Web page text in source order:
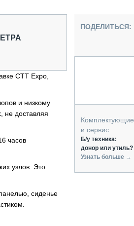
ПАССАЖИРСКИЙ ТРАНСПОРТ
КАРЬЕРНАЯ ТЕХНИКА
АВТОМАТИЗАЦИЯ И ТЕХНОЛОГИИ
КОМПЛЕКТУЮЩИЕ И СЕРВИС
СТТ Expo,
и низкому
не доставляя
часов
узлов. Это
сиденье
ПОДЕЛИТЬСЯ:
Комплектующие
и сервис
Б/у техника:
донор или утиль?
Узнать больше →